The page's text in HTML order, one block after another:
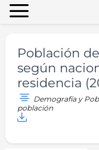
Población
según
residencia
Demografía y
población